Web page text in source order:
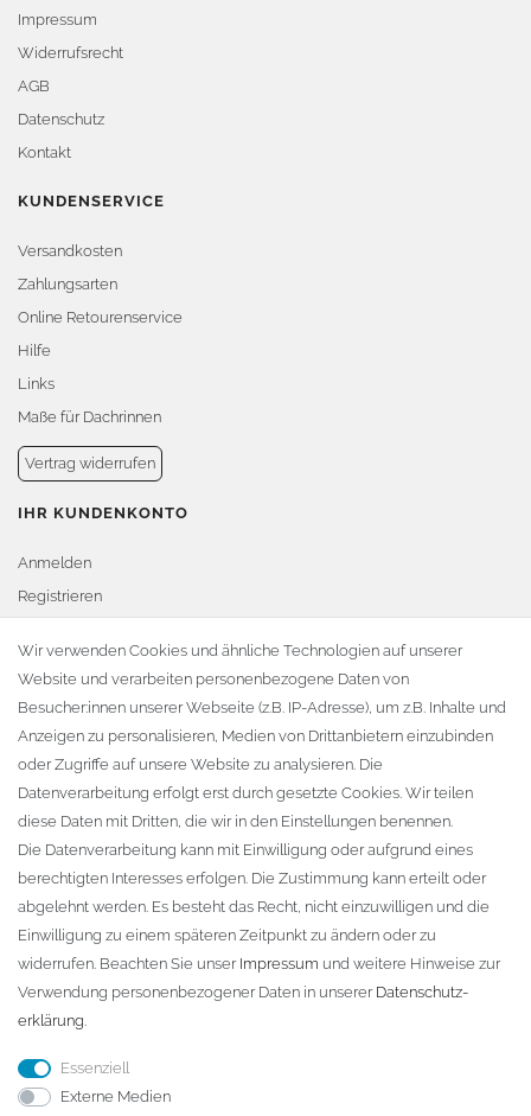
Impressum
Widerrufsrecht
AGB
Datenschutz
Kontakt
KUNDENSERVICE
Versandkosten
Zahlungsarten
Online Retourenservice
Hilfe
Links
Maße für Dachrinnen
Vertrag widerrufen
IHR KUNDENKONTO
Anmelden
Registrieren
Warenkorb
Zur Kasse
KONTAKT
Fa. Steffen Jost
Söbrigener Weg 50
D-01796 Pirna
Telefon:+49 (0)3501 507295
info@dach-teufel.de
Wir verwenden Cookies und ähnliche Technologien auf unserer
Website und verarbeiten personenbezogene Daten von
Besucher:innen unserer Webseite (z.B. IP-Adresse), um z.B. Inhalte und
Anzeigen zu personalisieren, Medien von Drittanbietern einzubinden
oder Zugriffe auf unsere Website zu analysieren. Die
Datenverarbeitung erfolgt erst durch gesetzte Cookies. Wir teilen
diese Daten mit Dritten, die wir in den Einstellungen benennen.
Die Datenverarbeitung kann mit Einwilligung oder aufgrund eines
berechtigten Interesses erfolgen. Die Zustimmung kann erteilt oder
abgelehnt werden. Es besteht das Recht, nicht einzuwilligen und die
Einwilligung zu einem späteren Zeitpunkt zu ändern oder zu
widerrufen. Beachten Sie unser Impressum und weitere Hinweise zur
Verwendung personenbezogener Daten in unserer Daten­schutz­
erklärung.
Essenziell
Externe Medien